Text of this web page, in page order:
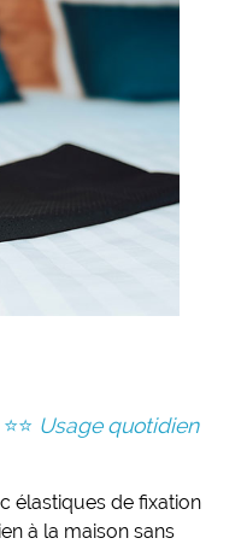
Usage quotidien
élastiques de fixation
à la maison sans